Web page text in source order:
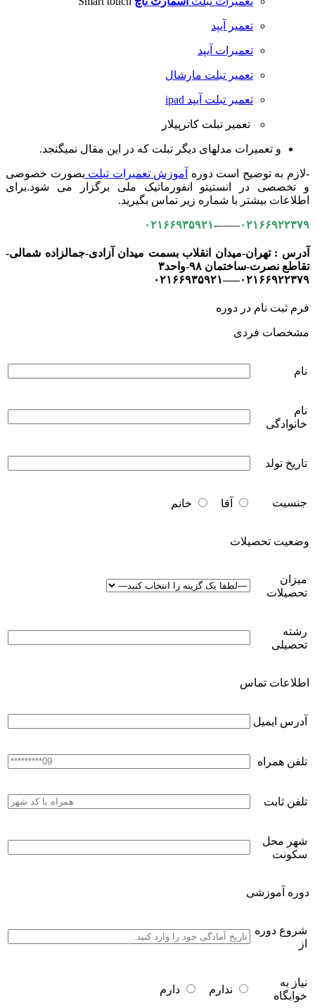
تعمیر آیپد
تعمیرات آیپد
تعمیر تبلت مارشال
تعمیر تبلت آیپد ipad
تعمیر تبلت کاترپیلار
و تعمیرات مدلهای دیگر تبلت که در این مقال نمیگنجد.
-لازم به توضیح است دوره آموزش تعمیرات تبلت بصورت خصوصی
و تخصصی در انستیتو انفورماتیک ملی برگزار می شود.برای
اطلاعات بیشتر با شماره زیر تماس بگیرید.
۰۲۱۶۶۹۲۲۳۷۹——-۰۲۱۶۶۹۳۵۹۲۱
آدرس : تهران-میدان انقلاب بسمت میدان آزادی-جمالزاده شمالی-
تقاطع نصرت-ساختمان ۹۸-واحد۳
۰۲۱۶۶۹۲۲۳۷۹—–۰۲۱۶۶۹۳۵۹۲۱
فرم ثبت نام در دوره
مشخصات فردی
نام
نام
خانوادگی
تاریخ تولد
جنسیت آقا خانم
وضعیت تحصیلات
میزان
تحصیلات
رشته
تحصیلی
اطلاعات تماس
آدرس ایمیل
تلفن همراه
تلفن ثابت
شهر محل
سکونت
دوره آموزشی
شروع دوره
از
نیاز به
خوابگاه
ندارم دارم